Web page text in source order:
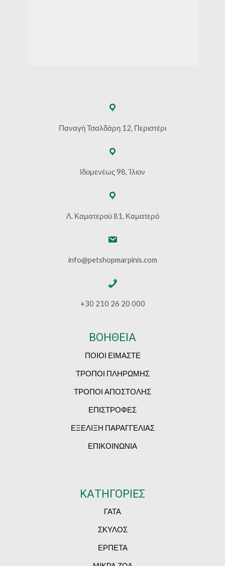
Παναγή Τσαλδάρη 12, Περιστέρι
Ιδομενέως 98, Ίλιον
Λ. Καματερού 81, Καματερό
info@petshopmarpinis.com
+30 210 26 20 000
ΒΟΗΘΕΙΑ
ΠΟΙΟΙ ΕΙΜΑΣΤΕ
ΤΡΟΠΟΙ ΠΛΗΡΩΜΗΣ
ΤΡΟΠΟΙ ΑΠΟΣΤΟΛΗΣ
ΕΠΙΣΤΡΟΦΕΣ
ΕΞΕΛΙΞΗ ΠΑΡΑΓΓΕΛΙΑΣ
ΕΠΙΚΟΙΝΩΝΙΑ
ΚΑΤΗΓΟΡΙΕΣ
ΓΑΤΑ
ΣΚΥΛΟΣ
ΕΡΠΕΤΑ